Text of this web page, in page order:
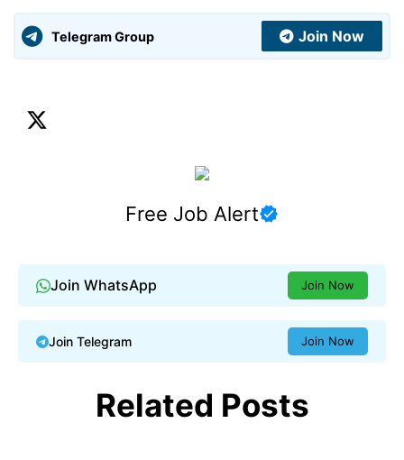
Telegram Group Join Now
Free Job Alert
Join WhatsApp Join Now
Join Telegram Join Now
Related Posts